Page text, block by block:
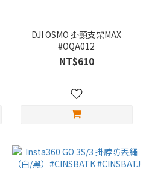
DJI OSMO 掛頸支架MAX
#OQA012
NT$610